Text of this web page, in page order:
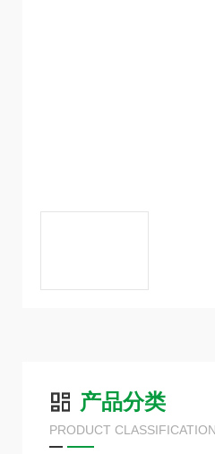
产品分类
PRODUCT CLASSIFICATION